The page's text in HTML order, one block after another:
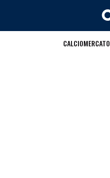
CALCIOMERCATO